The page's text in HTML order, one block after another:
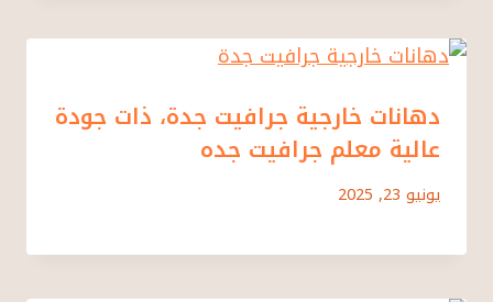
دهانات خارجية جرافيت جدة، ذات جودة
عالية معلم جرافيت جده
يونيو 23, 2025